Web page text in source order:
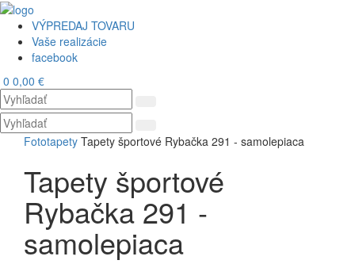
VÝPREDAJ TOVARU
Vaše realizácie
facebook
0 0,00 €
Fototapety Tapety športové Rybačka 291 - samolepiaca
Tapety športové
Rybačka 291 -
samolepiaca